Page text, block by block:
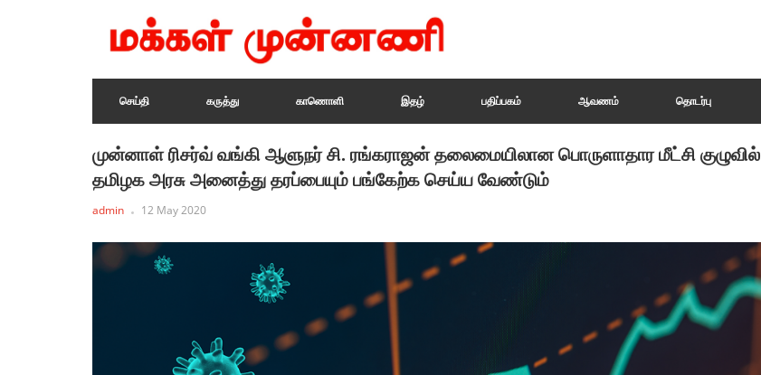
செய்தி கருத்து காணொளி இதழ் பதிப்பகம் ஆவணம் தொடர்பு
முன்னாள் ரிசர்வ் வங்கி ஆளுநர் சி. ரங்கராஜன் தலைமையிலான பொருளாதார மீட்சி குழுவில்
தமிழக அரசு அனைத்து தரப்பையும் பங்கேற்க செய்ய வேண்டும்
admin 12 May 2020